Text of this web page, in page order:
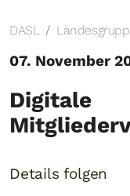
DASL
07. November
Digitale
Details folgen